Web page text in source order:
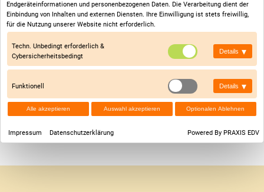
Lehrer: Frau Müller Anne
Erzieher: Frau Wenderott Katja
Endgeräteinformationen und personenbezogenen Daten. Die Verarbeitung dient der
Einbindung von Inhalten und externen Diensten. Ihre Einwilligung ist stets freiwillig,
für die Nutzung unserer Website nicht erforderlich.
Techn. Unbedingt erforderlich &
Cybersicherheitsbedingt
Details ▾
Funktionell Details ▾
Alle akzeptieren Auswahl akzeptieren Optionalen Ablehnen
Impressum Datenschutzerklärung Powered By PRAXIS EDV